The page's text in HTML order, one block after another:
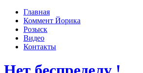
Главная
Коммент Йорика
Розыск
Видео
Контакты